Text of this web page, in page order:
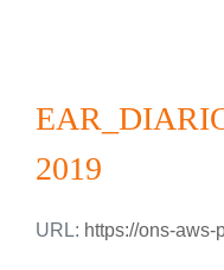
2019
URL: https://ons-aws-prod-